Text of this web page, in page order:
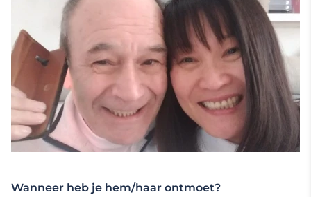
Wanneer heb je hem/haar ontmoet?